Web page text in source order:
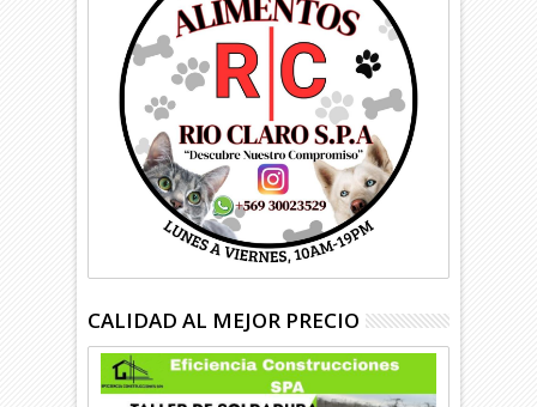
CALIDAD AL MEJOR PRECIO